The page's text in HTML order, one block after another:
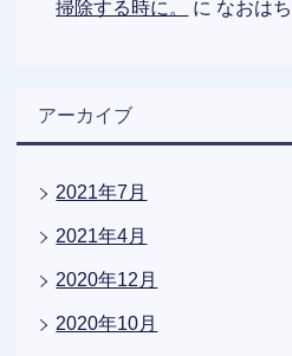
掃除する時に。
に なおはち
アーカイブ
2021年7月
2021年4月
2020年12月
2020年10月